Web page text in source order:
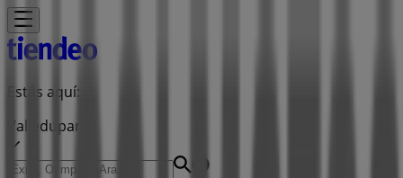
Estás aquí:
Valledupar